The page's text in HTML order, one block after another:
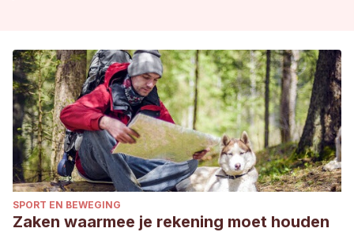
SPORT EN BEWEGING
Zaken waarmee je rekening moet houden